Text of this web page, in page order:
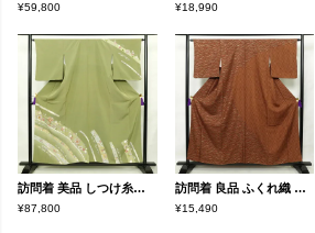
¥59,800 ¥18,990
訪問着 美品 しつけ糸付き 金駒刺繍 縮緬 正絹 花柄 袷仕立て 身丈156cm 裄丈64cm リサイクル着物 着物 箔 共八掛 金彩 入学式 卒業式 七五三 お宮参り フォーマル 緑・うぐいす色
¥87,800
訪問着 良品 ふくれ織 正絹 古典柄 袷仕立て 身丈158cm 裄丈64cm 金彩 フォーマル 着物 茶
¥15,490